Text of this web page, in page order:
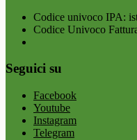
Codice univoco IPA:
Codice Univoco
Seguici su
Facebook
Youtube
Instagram
Telegram